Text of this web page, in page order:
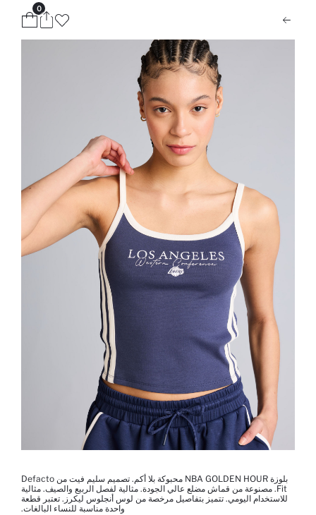
0
بلوزة NBA GOLDEN HOUR محبوكة بلا أكم. تصميم سليم فيت من Defacto
Fit. مصنوعة من قماش مضلع عالي الجودة. مثالية لفصل الربيع والصيف. مثالية
للاستخدام اليومي. تتميز بتفاصيل مرخصة من لوس أنجلوس ليكرز. تعتبر قطعة
واحدة مناسبة للنساء البالغات.